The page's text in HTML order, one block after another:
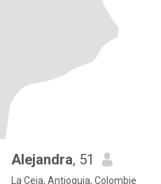
Alejandra, 51
La Ceja, Antioquia, Colombie